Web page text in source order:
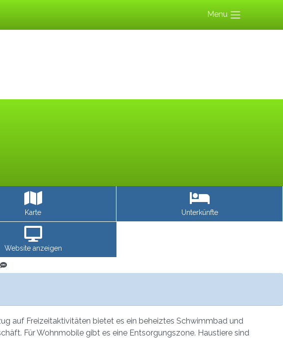
Menu
Karte Unterkünfte
Website anzeigen
auf Freizeitaktivitäten bietet es ein beheiztes Schwimmbad und
Für Wohnmobile gibt es eine Entsorgungszone. Haustiere sind